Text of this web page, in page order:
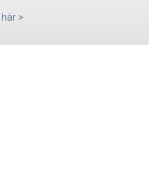
här >